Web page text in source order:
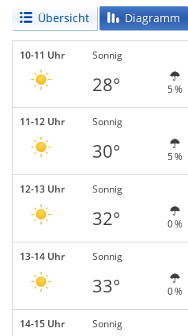
Übersicht Diagramm
10-11 Uhr Sonnig
28° 5 %
11-12 Uhr Sonnig
30° 5 %
12-13 Uhr Sonnig
32° 0 %
13-14 Uhr Sonnig
33° 0 %
14-15 Uhr Sonnig